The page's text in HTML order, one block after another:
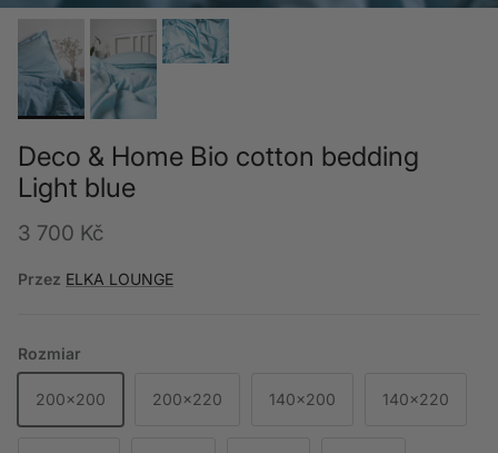
Deco & Home Bio cotton bedding
Light blue
Cena regularna
3 700 Kč
Przez ELKA LOUNGE
Rozmiar
200x200 200x220 140x200 140x220